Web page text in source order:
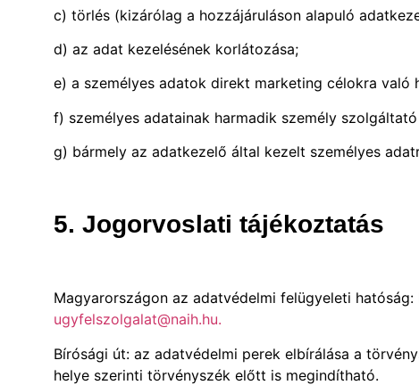
c) törlés (kizárólag a hozzájáruláson alapuló
d) az adat kezelésének korlátozása;
e) a személyes adatok direkt marketing célokra való
f) személyes adatainak harmadik személy
g) bármely az adatkezelő által kezelt személyes
5. Jogorvoslati tájékoztatás
Magyarországon az adatvédelmi felügyeleti
ugyfelszolgalat@naih.hu.
Bírósági út: az adatvédelmi perek elbírálása a
helye szerinti törvényszék előtt is megindítható.